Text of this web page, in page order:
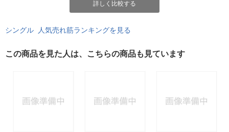
詳しく比較する
シングル 人気売れ筋ランキングを見る
この商品を見た人は、こちらの商品も見ています